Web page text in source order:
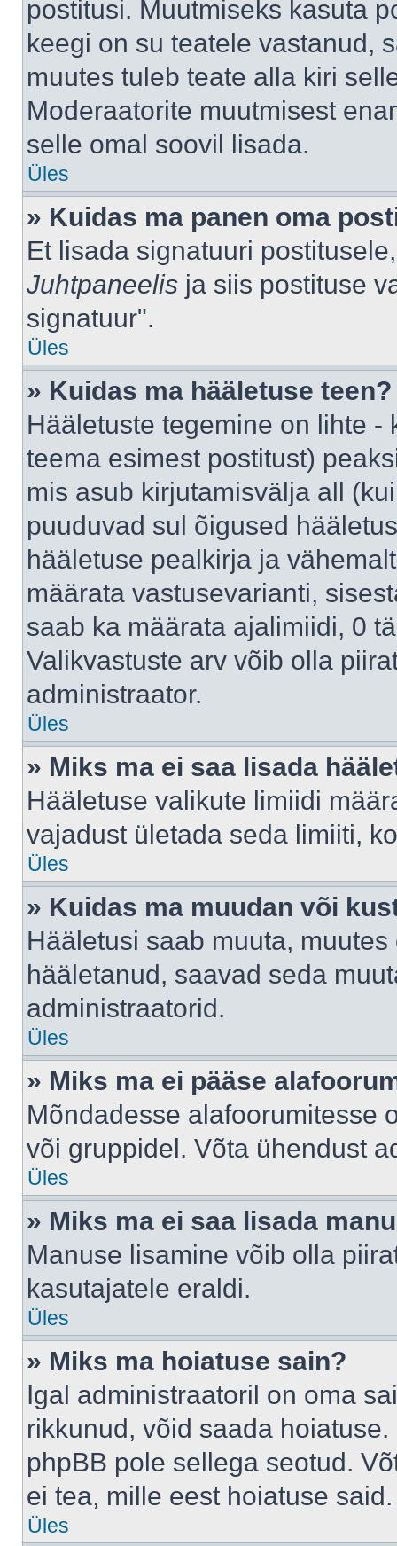
postitusi. Muutmiseks kasuta
keegi on su teatele vastanud,
muutes tuleb teate alla kiri
Moderaatorite muutmisest
selle omal soovil lisada.
Üles
» Kuidas ma panen oma
Et lisada signatuuri
Juhtpaneelis ja siis postituse
signatuur".
Üles
» Kuidas ma hääletuse teen?
Hääletuste tegemine on lihte
teema esimest postitust)
mis asub kirjutamisvälja all
puuduvad sul õigused
hääletuse pealkirja ja
määrata vastusevarianti,
saab ka määrata ajalimiidi, 0
Valikvastuste arv võib olla
administraator.
Üles
» Miks ma ei saa lisada
Hääletuse valikute limiidi
vajadust ületada seda limiiti,
Üles
» Kuidas ma muudan või
Hääletusi saab muuta,
hääletanud, saavad seda
administraatorid.
Üles
» Miks ma ei pääse
Mõndadesse alafoorumitesse
või gruppidel. Võta ühendust
Üles
» Miks ma ei saa lisada
Manuse lisamine võib olla
kasutajatele eraldi.
Üles
» Miks ma hoiatuse sain?
Igal administraatoril on oma
rikkunud, võid saada
phpBB pole sellega seotud.
ei tea, mille eest hoiatuse said.
Üles